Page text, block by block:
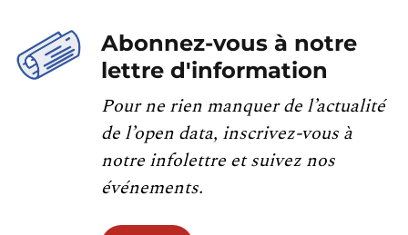
Abonnez-vous à notre
lettre d'information
Pour ne rien manquer de l’actualité
de l’open data, inscrivez-vous à
notre infolettre et suivez nos
événements.